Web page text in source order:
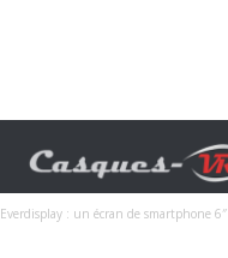
Everdisplay : un écran de smartphone